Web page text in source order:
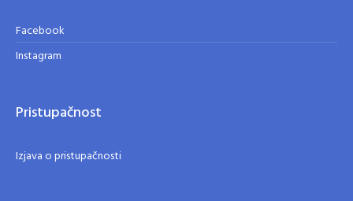
Facebook
Instagram
Pristupačnost
Izjava o pristupačnosti